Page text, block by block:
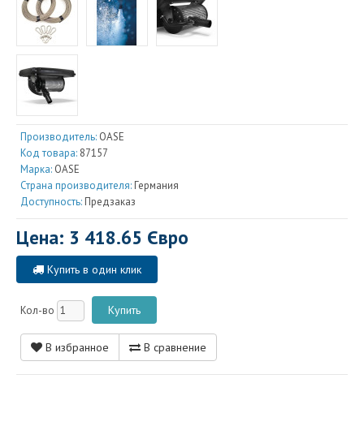
Производитель: OASE
Код товара: 87157
Марка: OASE
Страна производителя: Германия
Доступность: Предзаказ
Цена: 3 418.65 Євро
Купить в один клик
Кол-во
В избранное В сравнение